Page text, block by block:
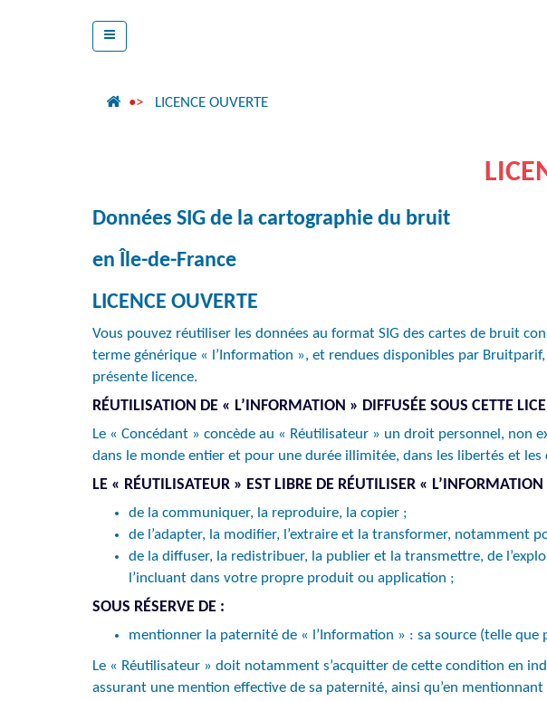
LICENCE OUVERTE
Données SIG de la cartographie du bruit
en Île-de-France
LICENCE OUVERTE
Vous pouvez réutiliser les données au format SIG des cartes de bruit
terme générique « l’Information », et rendues disponibles par
présente licence.
RÉUTILISATION DE « L’INFORMATION » DIFFUSÉE SOUS CETTE
Le « Concédant » concède au « Réutilisateur » un droit personnel, non
dans le monde entier et pour une durée illimitée, dans les libertés et les
LE « RÉUTILISATEUR » EST LIBRE DE RÉUTILISER «
de la communiquer, la reproduire, la copier ;
de l’adapter, la modifier, l’extraire et la transformer, notamment
de la diffuser, la redistribuer, la publier et la transmettre, de
l’incluant dans votre propre produit ou application ;
SOUS RÉSERVE DE :
mentionner la paternité de « l’Information » : sa source (telle
Le « Réutilisateur » doit notamment s’acquitter de cette condition en
assurant une mention effective de sa paternité, ainsi qu’en